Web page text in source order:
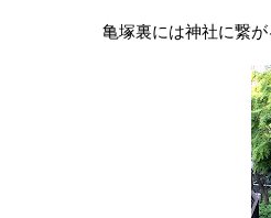
亀塚裏には神社に繋